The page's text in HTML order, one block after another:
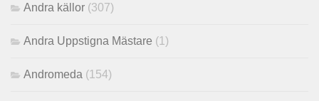
Andra källor (307)
Andra Uppstigna Mästare (1)
Andromeda (154)